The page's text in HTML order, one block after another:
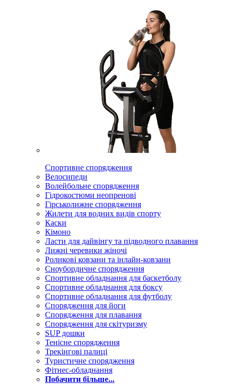
Спортивне спорядження
Велосипеди
Волейбольне спорядження
Гідрокостюми неопренові
Гірськолижне спорядження
Жилети для водних видів спорту
Каски
Кімоно
Ласти для дайвінгу та підводного плавання
Лижні черевики жіночі
Роликові ковзани та інлайн-ковзани
Сноубордичне спорядження
Спортивне обладнання для баскетболу
Спортивне обладнання для боксу
Спортивне обладнання для футболу
Спорядження для йоги
Спорядження для плавання
Спорядження для скітуризму
SUP дошки
Тенісне спорядження
Трекінгові палиці
Туристичне спорядження
Фітнес-обладнання
Побачити більше...